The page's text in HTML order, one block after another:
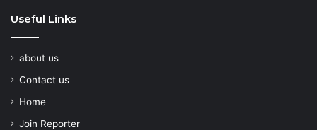
Useful Links
about us
Contact us
Home
Join Reporter